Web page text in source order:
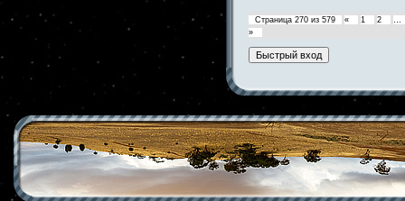
Страница 270 из 579 « 1 2
…
»